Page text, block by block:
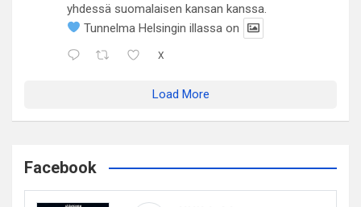
yhdessä suomalaisen kansan kanssa.
Tunnelma Helsingin illassa on
X
Load More
Facebook